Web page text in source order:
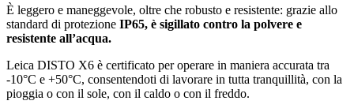
È leggero e maneggevole, oltre che robusto e resistente: grazie allo
standard di protezione IP65, è sigillato contro la polvere e
resistente all’acqua.
Leica DISTO X6 è certificato per operare in maniera accurata tra
-10°C e +50°C, consentendoti di lavorare in tutta tranquillità, con la
pioggia o con il sole, con il caldo o con il freddo.